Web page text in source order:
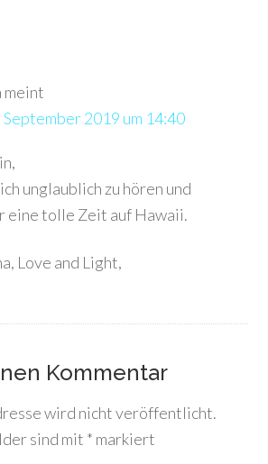
meint
September 2019 um 14:40
unglaublich zu hören und
eine tolle Zeit auf Hawaii.
Love and Light,
Kommentar
wird nicht veröffentlicht.
sind mit * markiert